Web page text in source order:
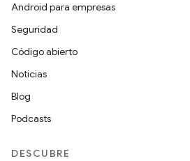
Android para empresas
Seguridad
Código abierto
Noticias
Blog
Podcasts
DESCUBRE